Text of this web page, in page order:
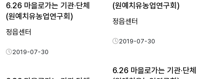
(원예치유농업연구회)
정읍센터
2019-07-30
6.26 마을로가는 기관·단체
(원예치유농업연구회)
정읍센터
2019-07-30
6.26 마을로가는 기관·단체